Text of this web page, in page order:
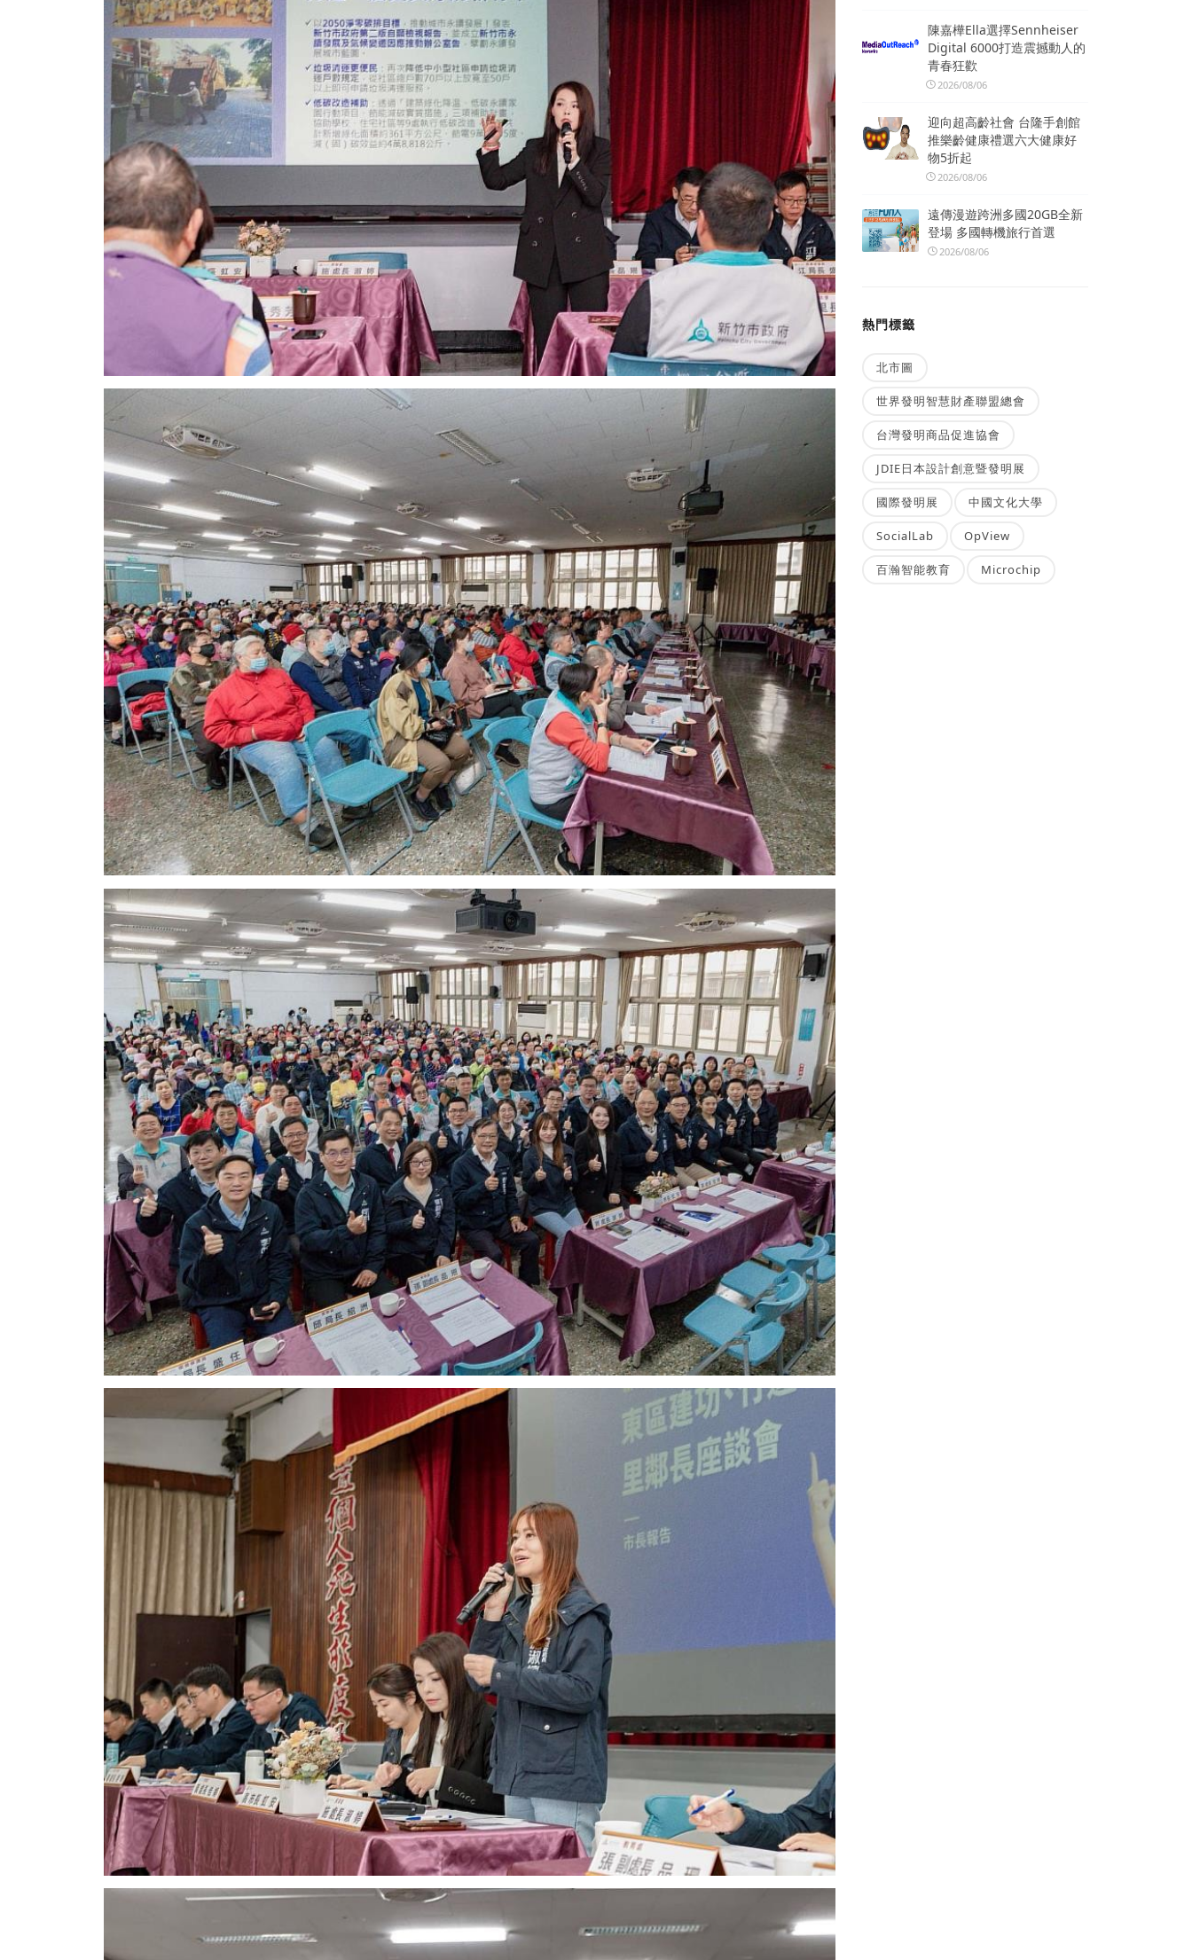
陳嘉樺Ella選擇Sennheiser
Digital 6000打造震撼動人的
青春狂歡
2026/08/06
迎向超高齡社會 台隆手創館
推樂齡健康禮選六大健康好
物5折起
2026/08/06
遠傳漫遊跨洲多國20GB全新
登場 多國轉機旅行首選
2026/08/06
熱門標籤
北市圖
世界發明智慧財產聯盟總會
台灣發明商品促進協會
JDIE日本設計創意暨發明展
國際發明展 中國文化大學
SocialLab OpView
百瀚智能教育 Microchip